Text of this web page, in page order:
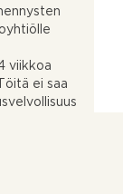
viikkoa
ei saa
työselitys,
tulee